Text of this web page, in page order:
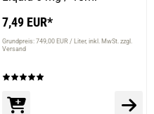
7,49 EUR*
Grundpreis: 749,00 EUR / Liter inkl. MwSt. zzgl.
Versand